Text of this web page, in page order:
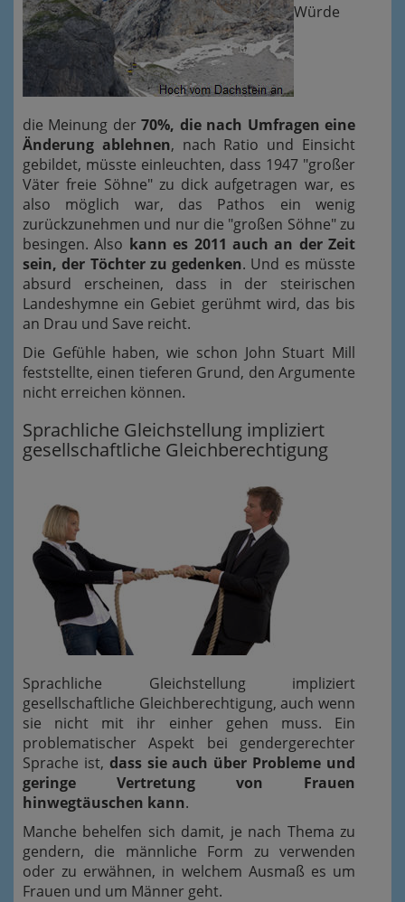
Würde
die Meinung der70%, die nach Umfragen eine
Änderung ablehnen, nach Ratio und Einsicht
gebildet, müsste einleuchten, dass 1947 "großer
Väter freie Söhne" zu dick aufgetragen war, es
also möglich war, das Pathos ein wenig
zurückzunehmen und nur die "großen Söhne" zu
besingen. Also kann es 2011 auch an der Zeit
sein, der Töchter zu gedenken. Und es müsste
absurd erscheinen, dass in der steirischen
Landeshymne ein Gebiet gerühmt wird, das bis
an Drau und Save reicht.
Die Gefühle haben, wie schon John Stuart Mill
feststellte, einen tieferen Grund, den Argumente
nicht erreichen können.
Sprachliche Gleichstellung impliziert
gesellschaftliche Gleichberechtigung
Sprachliche Gleichstellung impliziert
gesellschaftliche Gleichberechtigung, auch wenn
sie nicht mit ihr einher gehen muss. Ein
problematischer Aspekt bei gendergerechter
Sprache ist, dass sie auch über Probleme und
geringe Vertretung von Frauen
hinwegtäuschen kann.
Manche behelfen sich damit, je nach Thema zu
gendern, die männliche Form zu verwenden
oder zu erwähnen, in welchem Ausmaß es um
Frauen und um Männer geht.